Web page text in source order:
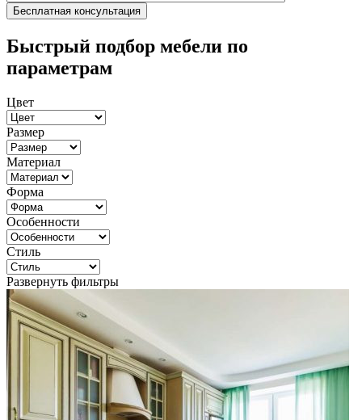
Быстрый подбор мебели по
параметрам
Цвет
Размер
Материал
Форма
Особенности
Стиль
Развернуть фильтры